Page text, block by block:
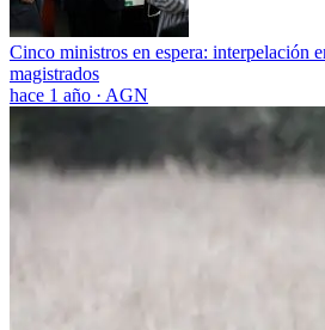
Cinco ministros en espera: interpelación
magistrados
hace 1 año · AGN